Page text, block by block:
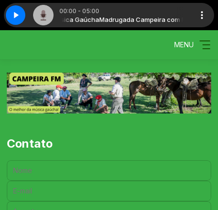
00:00 - 05:00
Campeira com Música GaúchaMadrugada Campeira com Música
- CÉU SUL TERRA E COR (online-audio-converter.com)THOMAS
MENU
Contato
Nome:
E-mail:
Assunto: